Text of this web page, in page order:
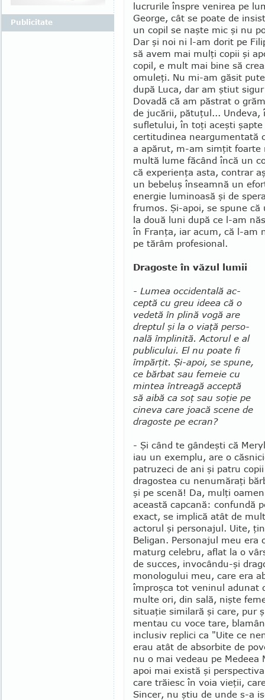
lucrurile înspre venirea pe
George, cât se poate de
un copil se naşte mic şi nu
Dar şi noi ni l-am dorit pe
să avem mai mulţi copii şi
copil, e mult mai bine să
omuleţi. Nu mi-am găsit
după Luca, dar am ştiut
Dovadă că am păstrat o
de jucării, pătuţul...
sufletului, în toţi aceşti
certitudinea neargumentată
a apărut, m-am simţit foarte
multă lume făcând încă un
că experienţa asta, contrar
un bebeluş înseamnă un
energie luminoasă şi de
frumos. Şi-apoi, se spune
la două luni după ce l-am
în Franţa, iar acum, că l-am
pe tărâm pro­fesional.
Dragoste în văzul lumii
- Lumea occidentală ac­
ceptă cu greu ideea că o
vedetă în plină vogă are
drep­tul şi la o viaţă per­so­
nală împlinită. Actorul e al
publicului. El nu poate fi
îm­părţit. Şi-apoi, se spune,
ce bărbat sau femeie cu
min­tea întrea­gă acceptă
să aibă ca soţ sau soţie pe
cineva care joacă scene de
dragoste pe ecran?
- Şi când te gândeşti că
iau un exemplu, are o
patruzeci de ani şi pa­tru
dragostea cu nenumăraţi
şi pe scenă! Da, mulţi
aceas­tă capcană: confundă
exact, se implică atât de
actorul şi personajul. Uite,
Beligan. Perso­najul meu
maturg celebru, aflat la o
de succes, invocându-şi
monologului meu, care era
împroşca tot veninul adunat
multe ori, din sală, nişte
situaţie si­milară şi care, pur
mentau cu voce tare,
inclusiv replici ca "Ui­te ce
erau atât de absorbite de
nu o mai vedeau pe Medeea
apoi mai există şi
care trăiesc în voia vieţii,
Sincer, nu ştiu de unde s-a
Publicitate